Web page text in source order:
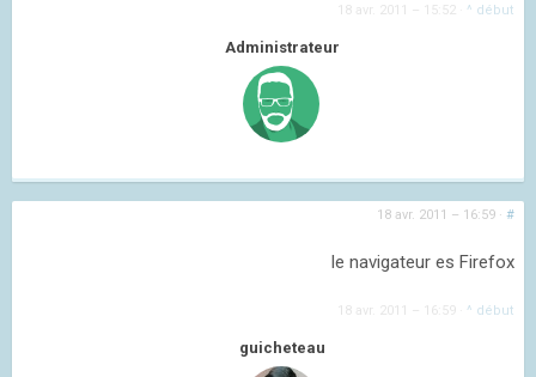
18 avr. 2011 – 15:52 ^ début
Administrateur
18 avr. 2011 – 16:59 · #
le navigateur es Firefox
18 avr. 2011 – 16:59 ^ début
guicheteau